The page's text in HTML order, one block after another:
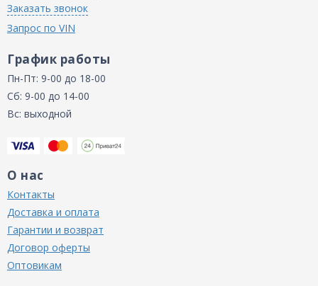
Заказать звонок
Запрос по VIN
График работы
Пн-Пт: 9-00 до 18-00
Сб: 9-00 до 14-00
Вс: выходной
О нас
Контакты
Доставка и оплата
Гарантии и возврат
Договор оферты
Оптовикам